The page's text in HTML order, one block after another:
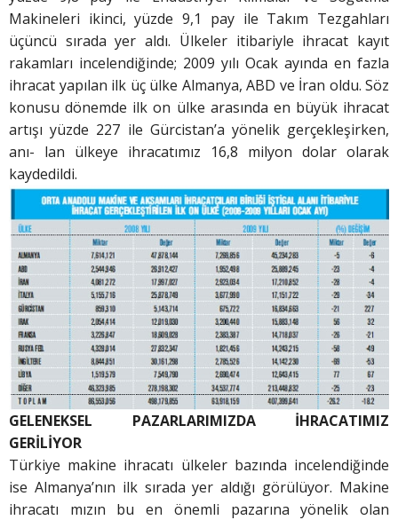
Makineleri ikinci, yüzde 9,1 pay ile Takım Tezgahları
üçüncü sırada yer aldı. Ülkeler itibariyle ihracat kayıt
rakamları incelendiğinde; 2009 yılı Ocak ayında en fazla
ihracat yapılan ilk üç ülke Almanya, ABD ve İran oldu. Söz
konusu dönemde ilk on ülke arasında en büyük ihracat
artışı yüzde 227 ile Gürcistan’a yönelik gerçekleşirken,
anı- lan ülkeye ihracatımız 16,8 milyon dolar olarak
kaydedildi.
GELENEKSEL PAZARLARIMIZDA İHRACATIMIZ
GERİLİYOR
Türkiye makine ihracatı ülkeler bazında incelendiğinde
ise Almanya’nın ilk sırada yer aldığı görülüyor. Makine
ihracatı mızın bu en önemli pazarına yönelik olan